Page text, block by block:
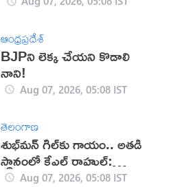
ఆంధ్రప్రదేశ్
BJPని లెక్క చేయని కొడాలి
నాని!
Aug 07, 2026, 05:08 IST
తెలంగాణ
శుభ్‌మన్‌ గిల్‌కు గాయం.. అతడి
స్థానంలో కేఎల్ రాహుల్:
బీసీసీఐAug 07, 2026, 05:08 IST